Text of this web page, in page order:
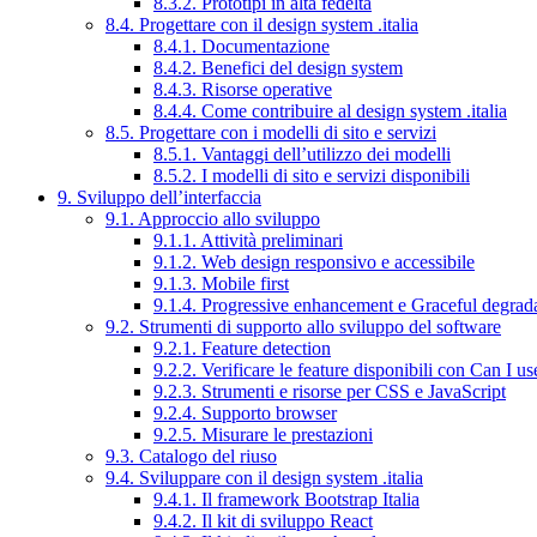
8.4. Progettare con il design system .italia
8.4.1. Documentazione
8.4.2. Benefici del design system
8.4.3. Risorse operative
8.4.4. Come contribuire al design system .italia
8.5. Progettare con i modelli di sito e servizi
8.5.1. Vantaggi dell’utilizzo dei modelli
8.5.2. I modelli di sito e servizi disponibili
9. Sviluppo dell’interfaccia
9.1. Approccio allo sviluppo
9.1.1. Attività preliminari
9.1.2. Web design responsivo e accessibile
9.1.3. Mobile first
9.1.4. Progressive enhancement e Graceful
9.2. Strumenti di supporto allo sviluppo del software
9.2.1. Feature detection
9.2.2. Verificare le feature disponibili con Can I
9.2.3. Strumenti e risorse per CSS e JavaScript
9.2.4. Supporto browser
9.2.5. Misurare le prestazioni
9.3. Catalogo del riuso
9.4. Sviluppare con il design system .italia
9.4.1. Il framework Bootstrap Italia
9.4.2. Il kit di sviluppo React